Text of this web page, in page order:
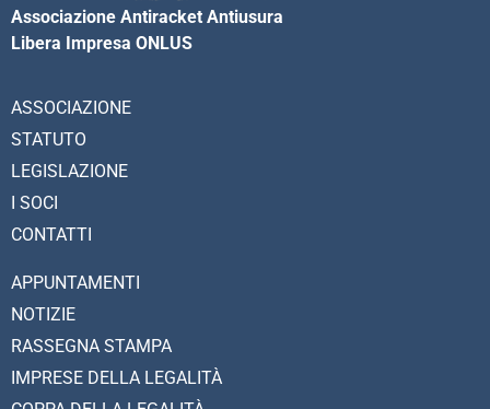
Associazione Antiracket Antiusura
Libera Impresa ONLUS
ASSOCIAZIONE
STATUTO
LEGISLAZIONE
I SOCI
CONTATTI
APPUNTAMENTI
NOTIZIE
RASSEGNA STAMPA
IMPRESE DELLA LEGALITÀ